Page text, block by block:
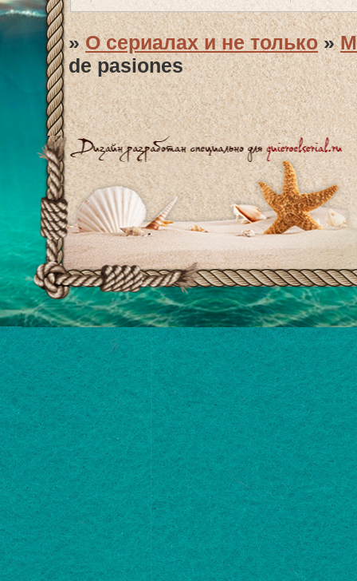
»О сериалах и не только »
de pasiones